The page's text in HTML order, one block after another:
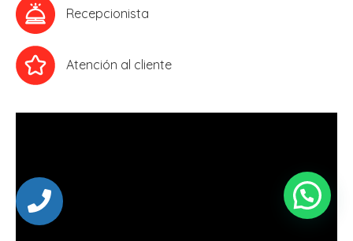
Recepcionista
Atención al cliente